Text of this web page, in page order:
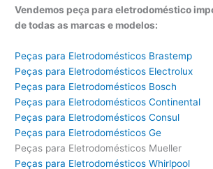
Vendemos peça para eletrodoméstico
de todas as marcas e modelos:
Peças para Eletrodomésticos Brastemp
Peças para Eletrodomésticos Electrolux
Peças para Eletrodomésticos Bosch
Peças para Eletrodomésticos Continental
Peças para Eletrodomésticos Consul
Peças para Eletrodomésticos Ge
Peças para Eletrodomésticos Mueller
Peças para Eletrodomésticos Whirlpool